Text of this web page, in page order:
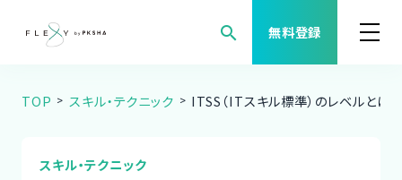
search 無料登録
案件検索
職種から案件を探す
TOP スキル・テクニック ITSS（ITスキル標準）のレベルとは
スキル・テクニック